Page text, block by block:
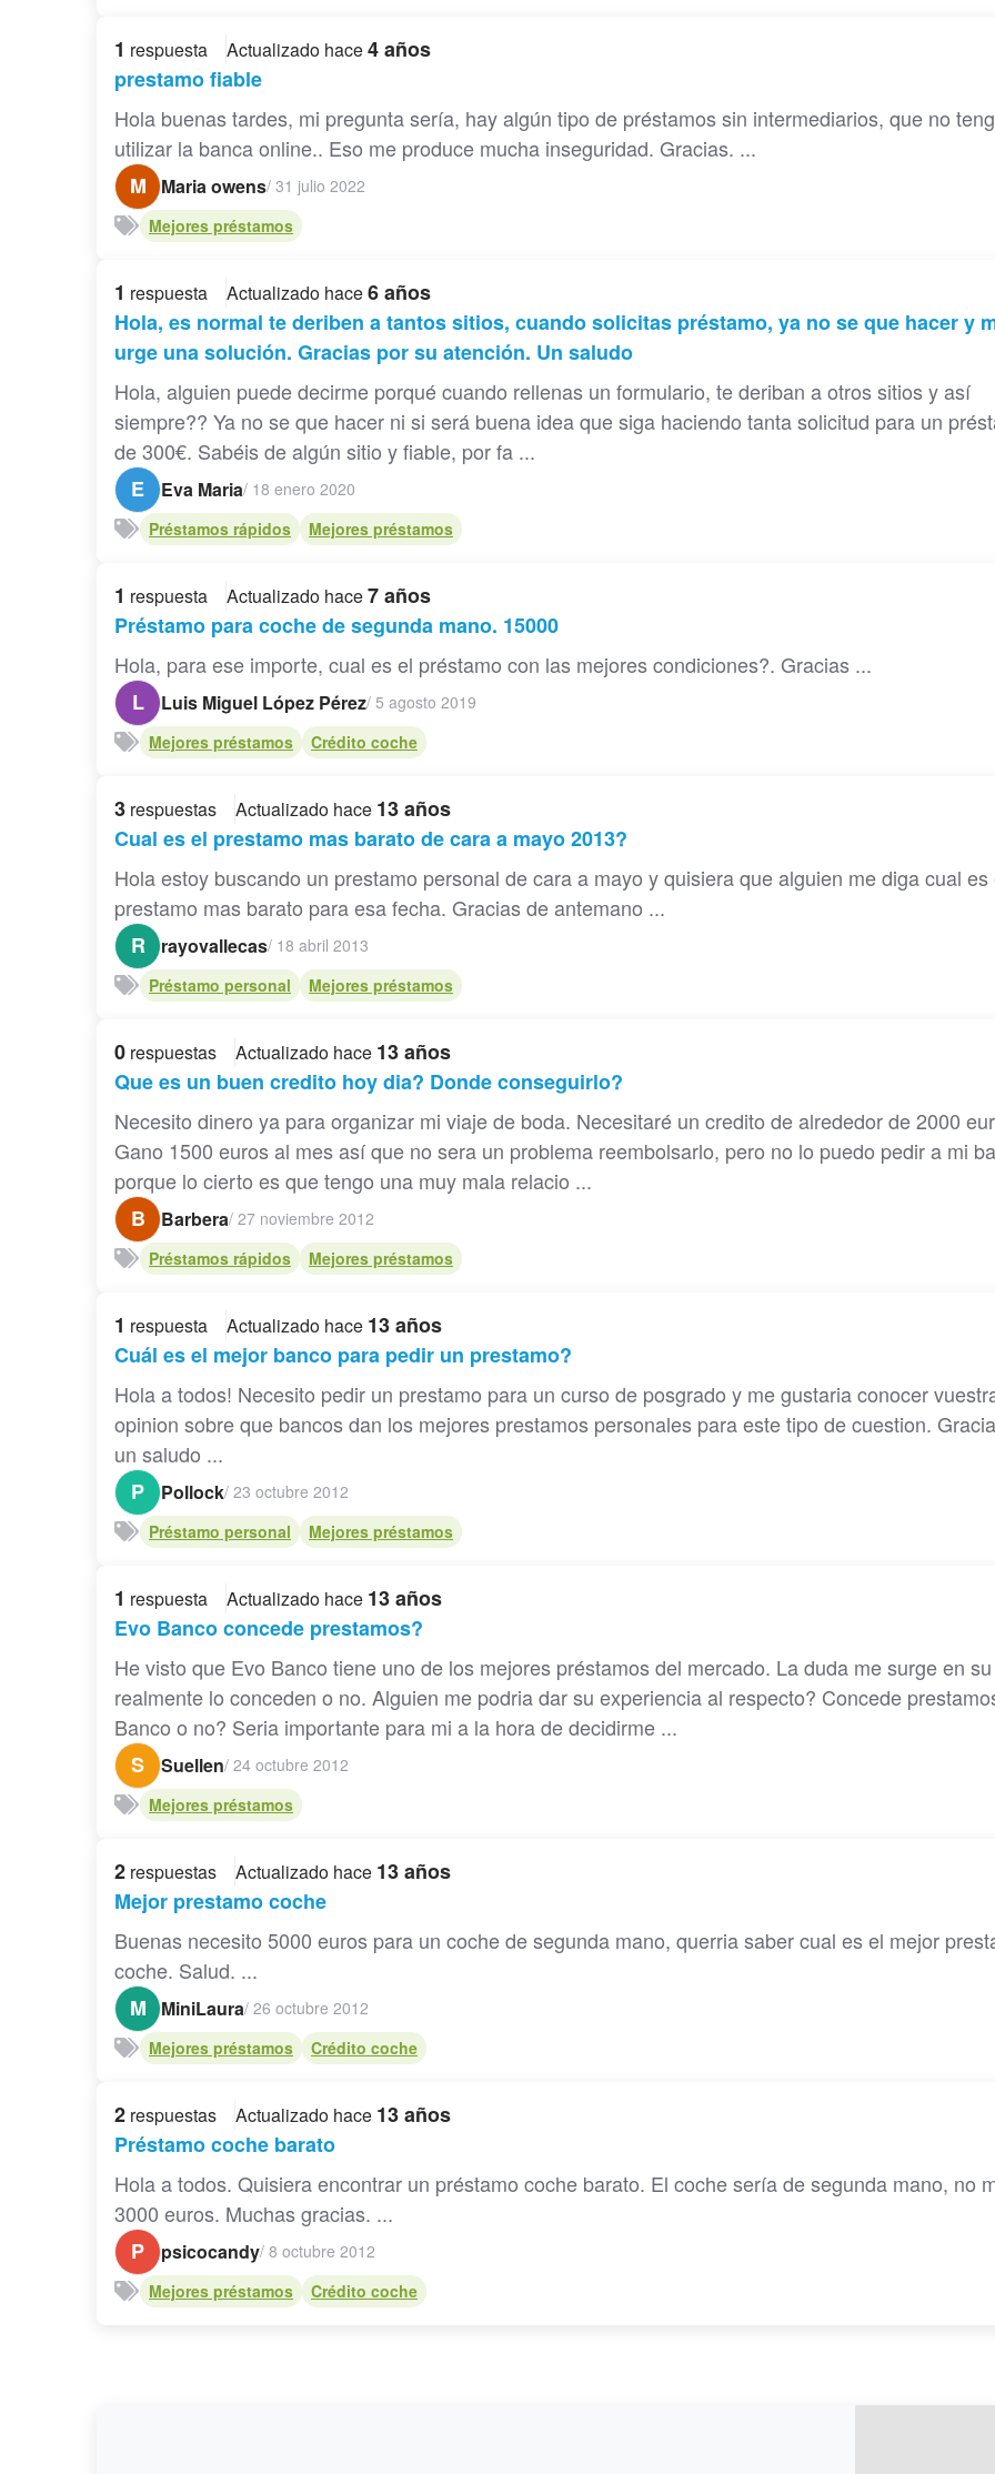
1 respuesta Actualizado hace4 años
prestamo fiable
Hola buenas tardes, mi pregunta sería, hay algún tipo de préstamos sin intermediarios, que no
utilizar la banca online.. Eso me produce mucha inseguridad. Gracias. ...
M
Maria owens/ 31 julio 2022
Mejores préstamos
1 respuesta Actualizado hace6 años
Hola, es normal te deriben a tantos sitios, cuando solicitas préstamo, ya no se que hacer y
urge una solución. Gracias por su atención. Un saludo
Hola, alguien puede decirme porqué cuando rellenas un formulario, te deriban a otros sitios y así
siempre?? Ya no se que hacer ni si será buena idea que siga haciendo tanta solicitud para un
de 300€. Sabéis de algún sitio y fiable, por fa ...
E
Eva Maria/ 18 enero 2020
Préstamos rápidos
Mejores préstamos
1 respuesta Actualizado hace7 años
Préstamo para coche de segunda mano. 15000
Hola, para ese importe, cual es el préstamo con las mejores condiciones?. Gracias ...
L
Luis Miguel López Pérez/ 5 agosto 2019
Mejores préstamos
Crédito coche
3 respuestas Actualizado hace 13 años
Cual es el prestamo mas barato de cara a mayo 2013?
Hola estoy buscando un prestamo personal de cara a mayo y quisiera que alguien me diga cual es
prestamo mas barato para esa fecha. Gracias de antemano ...
R
rayovallecas/ 18 abril 2013
Préstamo personal
Mejores préstamos
0 respuestas Actualizado hace 13 años
Que es un buen credito hoy dia? Donde conseguirlo?
Necesito dinero ya para organizar mi viaje de boda. Necesitaré un credito de alrededor de 2000
Gano 1500 euros al mes así que no sera un problema reembolsarlo, pero no lo puedo pedir a mi
porque lo cierto es que tengo una muy mala relacio ...
B
Barbera/ 27 noviembre 2012
Préstamos rápidos
Mejores préstamos
1 respuesta Actualizado hace 13 años
Cuál es el mejor banco para pedir un prestamo?
Hola a todos! Necesito pedir un prestamo para un curso de posgrado y me gustaria conocer
opinion sobre que bancos dan los mejores prestamos personales para este tipo de cuestion.
un saludo ...
P
Pollock/ 23 octubre 2012
Préstamo personal
Mejores préstamos
1 respuesta Actualizado hace 13 años
Evo Banco concede prestamos?
He visto que Evo Banco tiene uno de los mejores préstamos del mercado. La duda me surge en su
realmente lo conceden o no. Alguien me podria dar su experiencia al respecto? Concede
Banco o no? Seria importante para mi a la hora de decidirme ...
S
Suellen/ 24 octubre 2012
Mejores préstamos
2 respuestas Actualizado hace 13 años
Mejor prestamo coche
Buenas necesito 5000 euros para un coche de segunda mano, querria saber cual es el mejor
coche. Salud. ...
M
MiniLaura/ 26 octubre 2012
Mejores préstamos
Crédito coche
2 respuestas Actualizado hace 13 años
Préstamo coche barato
Hola a todos. Quisiera encontrar un préstamo coche barato. El coche sería de segunda mano, no
3000 euros. Muchas gracias. ...
P
psicocandy/ 8 octubre 2012
Mejores préstamos
Crédito coche